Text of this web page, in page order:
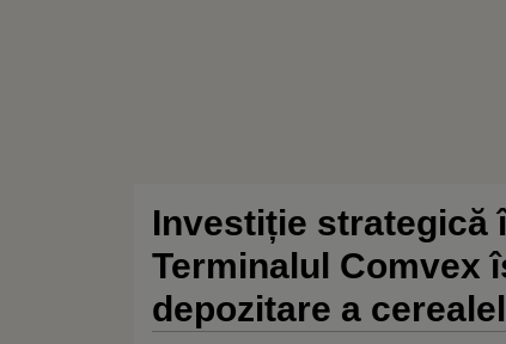
Investiție strategică
Terminalul Comvex
depozitare a